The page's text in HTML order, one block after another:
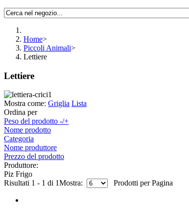
Home>
Piccoli Animali>
Lettiere
Lettiere
Mostra come: Griglia Lista
Ordina per
Peso del prodotto -/+
Nome prodotto
Categoria
Nome produttore
Prezzo del prodotto
Produttore:
Piz Frigo
Risultati 1 - 1 di 1Mostra: Prodotti per Pagina